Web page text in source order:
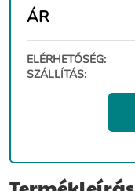
ÁR
ELÉRHETŐSÉG:
SZÁLLÍTÁS: